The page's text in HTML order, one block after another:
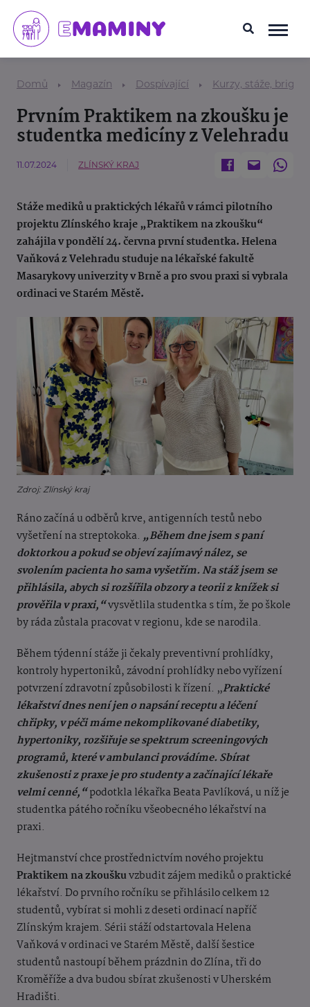
Domů Magazín Dospívající Kurzy, stáže,
Prvním Praktikem na zkoušku je
studentka medicíny z Velehradu
11.07.2024 ZLÍNSKÝ KRAJ
Stáže mediků u praktických lékařů v rámci pilotního
projektu Zlínského kraje „Praktikem na zkoušku“
zahájila v pondělí 24. června první studentka. Helena
Vaňková z Velehradu studuje na lékařské fakultě
Masarykovy univerzity v Brně a pro svou praxi si vybrala
ordinaci ve Starém Městě.
Zdroj: Zlínský kraj
Ráno začíná u odběrů krve, antigenních testů nebo
vyšetření na streptokoka. „Během dne jsem s paní
doktorkou a pokud se objeví zajímavý nález, se
svolením pacienta ho sama vyšetřím. Na stáž jsem se
přihlásila, abych si rozšířila obzory a teorii z knížek si
prověřila v praxi,“vysvětlila studentka s tím, že po škole
by ráda zůstala pracovat v regionu, kde se narodila.
Během týdenní stáže ji čekaly preventivní prohlídky,
kontroly hypertoniků, závodní prohlídky nebo vyřízení
potvrzení zdravotní způsobilosti k řízení. „Praktické
lékařství dnes není jen o napsání receptu a léčení
chřipky, v péči máme nekomplikované diabetiky,
hypertoniky, rozšiřuje se spektrum screeningových
programů, které v ambulanci provádíme. Sbírat
zkušenosti z praxe je pro studenty a začínající lékaře
velmi cenné,“podotkla lékařka Beata Pavlíková, u níž je
studentka pátého ročníku všeobecného lékařství na
praxi.
Hejtmanství chce prostřednictvím nového projektu
Praktikem na zkouškuvzbudit zájem mediků o praktické
lékařství. Do prvního ročníku se přihlásilo celkem 12
studentů, vybírat si mohli z deseti ordinací napříč
Zlínským krajem. Sérii stáží odstartovala Helena
Vaňková v ordinaci ve Starém Městě, další šestice
studentů nastoupí během prázdnin do Zlína, tři do
Kroměříže a dva budou sbírat zkušenosti v Uherském
Hradišti.